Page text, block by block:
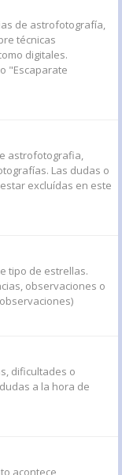
de astrofotografía,
técnicas
digitales.
"Escaparate
astrofotografia,
Las dudas o
excluídas en este
tipo de estrellas.
observaciones o
dificultades o
a la hora de
acontece,